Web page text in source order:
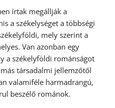
írtak megállják a
a székelységet a többségi
mely szerint a
Van azonban egy
a székelyföldi románságot
társadalmi jellemzőtől
valamiféle harmadrangú,
beszélő románok.